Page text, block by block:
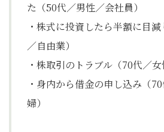
た（50代／男性／会社員）
・株式に投資したら半額に目
／自由業）
・株取引のトラブル（70代／女
・身内から借金の申し込み（
婦）